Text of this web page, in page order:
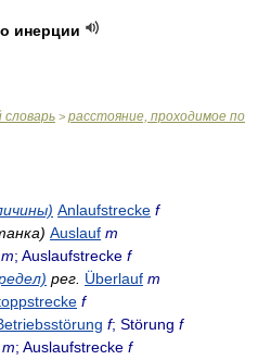
инерции
словарь > расстояние, проходимое по
Anlaufstrecke f
Auslauf m
m; Auslaufstrecke f
рег. Überlauf m
f
f; Störung f
m; Auslaufstrecke f